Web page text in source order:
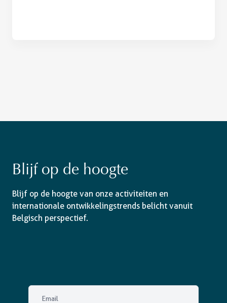
Blijf op de hoogte
Blijf op de hoogte van onze activiteiten en
internationale ontwikkelingstrends belicht vanuit
Belgisch perspectief.
Email
(Vereist)